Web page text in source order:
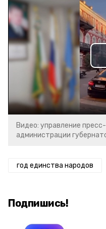
Видео: управление
администрации
год единства народов
Подпишись!